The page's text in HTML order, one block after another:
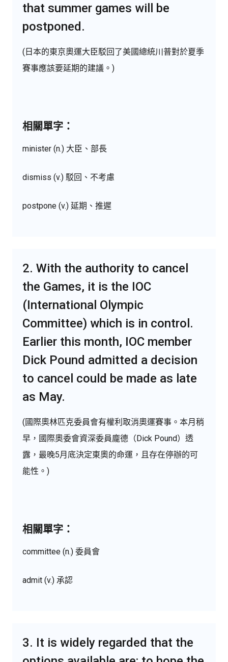
that summer games will be
postponed.
(日本的東京奧運大臣駁回了美國總統川普對於夏季
賽事應該要延期的建議。)
相關單字：
minister (n.) 大臣、部長
dismiss (v.) 駁回、不考慮
postpone (v.) 延期、推遲
2. With the authority to cancel
the Games, it is the IOC
(International Olympic
Committee) which is in control.
Earlier this month, IOC member
Dick Pound admitted a decision
to cancel could be made as late
as May.
(國際奧林匹克委員會有權利取消奧運賽事。本月稍
早，國際奧委會資深委員龐德（Dick Pound）透
露，最晚5月底決定東奧的命運，且存在停辦的可
能性。)
相關單字：
committee (n.) 委員會
admit (v.) 承認
3. It is widely regarded that the